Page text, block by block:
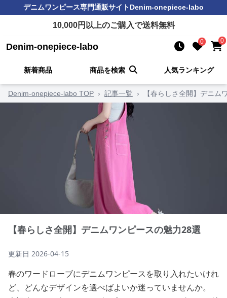
デニムワンピース専門通販サイトDenim-onepiece-labo
10,000円以上のご購入で送料無料
Denim-onepiece-labo 0 0
新着商品 商品を検索 人気ランキング
Denim-onepiece-labo TOP › 記事一覧 › 【春らしさ全開】デニム
【春らしさ全開】デニムワンピースの魅力28選
更新日 2026-04-15
春のワードローブにデニムワンピースを取り入れたいけれ
ど、どんなデザインを選べばよいか迷っていませんか。